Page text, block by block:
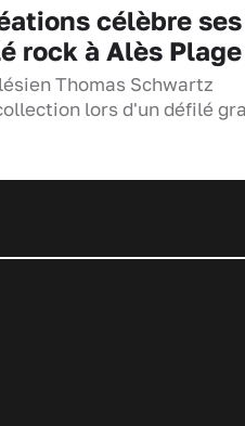
célèbre
rock à Alès Plage
Thomas Schwartz
lors d'un défilé